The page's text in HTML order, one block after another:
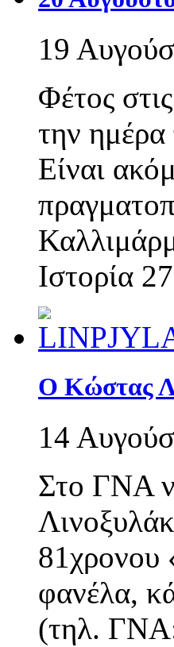
19
Φέτος
την
Είναι
Ιστορία
O Kώστας
14
Στο ΓΝΑ
81χρονου
φανέλα,
(τηλ.